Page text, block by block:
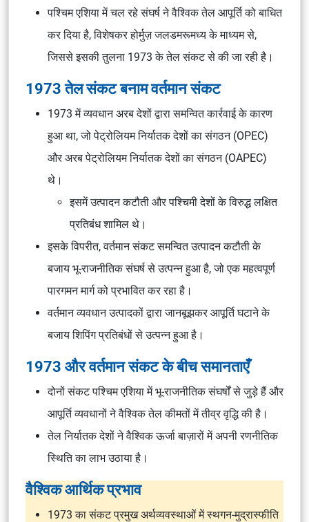
पश्चिम एशिया में चल रहे संघर्ष ने वैश्विक तेल आपूर्ति को बाधित
कर दिया है, विशेषकर होर्मुज़ जलडमरूमध्य के माध्यम से,
जिससे इसकी तुलना 1973 के तेल संकट से की जा रही है।
1973 तेल संकट बनाम वर्तमान संकट
1973 में व्यवधान अरब देशों द्वारा समन्वित कार्रवाई के कारण
हुआ था, जो पेट्रोलियम निर्यातक देशों का संगठन (OPEC)
और अरब पेट्रोलियम निर्यातक देशों का संगठन (OAPEC)
थे।
इसमें उत्पादन कटौती और पश्चिमी देशों के विरुद्ध लक्षित
प्रतिबंध शामिल थे।
इसके विपरीत, वर्तमान संकट समन्वित उत्पादन कटौती के
बजाय भू-राजनीतिक संघर्ष से उत्पन्न हुआ है, जो एक महत्वपूर्ण
पारगमन मार्ग को प्रभावित कर रहा है।
वर्तमान व्यवधान उत्पादकों द्वारा जानबूझकर आपूर्ति घटाने के
बजाय शिपिंग प्रतिबंधों से उत्पन्न हुआ है।
1973 और वर्तमान संकट के बीच समानताएँ
दोनों संकट पश्चिम एशिया में भू-राजनीतिक संघर्षों से जुड़े हैं और
आपूर्ति व्यवधानों ने वैश्विक तेल कीमतों में तीव्र वृद्धि की है।
तेल निर्यातक देशों ने वैश्विक ऊर्जा बाज़ारों में अपनी रणनीतिक
स्थिति का लाभ उठाया है।
वैश्विक आर्थिक प्रभाव
1973 का संकट प्रमुख अर्थव्यवस्थाओं में स्थगन-मुद्रास्फीति